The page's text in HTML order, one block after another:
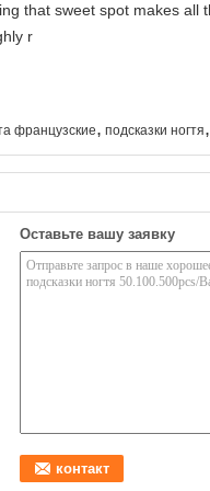
that sweet spot makes all
r
французские, подсказки ногтя,
Оставьте вашу заявку